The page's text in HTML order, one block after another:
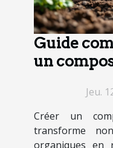
Guide
un
Jeu.
Créer un
transforme
organiques en